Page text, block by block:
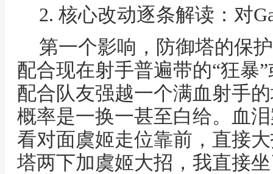
2. 核心改动逐条解读：对
第一个影响，防御塔的保
配合现在射手普遍带的“狂暴
配合队友强越一个满血射手
概率是一换一甚至白给。血
看对面虞姬走位靠前，直接
塔两下加虞姬大招，我直接